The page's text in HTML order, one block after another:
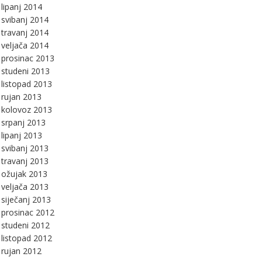
lipanj 2014
svibanj 2014
travanj 2014
veljača 2014
prosinac 2013
studeni 2013
listopad 2013
rujan 2013
kolovoz 2013
srpanj 2013
lipanj 2013
svibanj 2013
travanj 2013
ožujak 2013
veljača 2013
siječanj 2013
prosinac 2012
studeni 2012
listopad 2012
rujan 2012